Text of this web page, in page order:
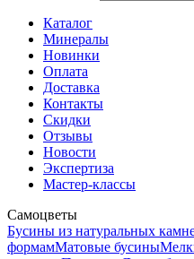
Каталог
Минералы
Новинки
Оплата
Доставка
Контакты
Скидки
Отзывы
Новости
Экспертиза
Мастер-классы
Самоцветы
Бусины из натуральных
формамМатовые бусины